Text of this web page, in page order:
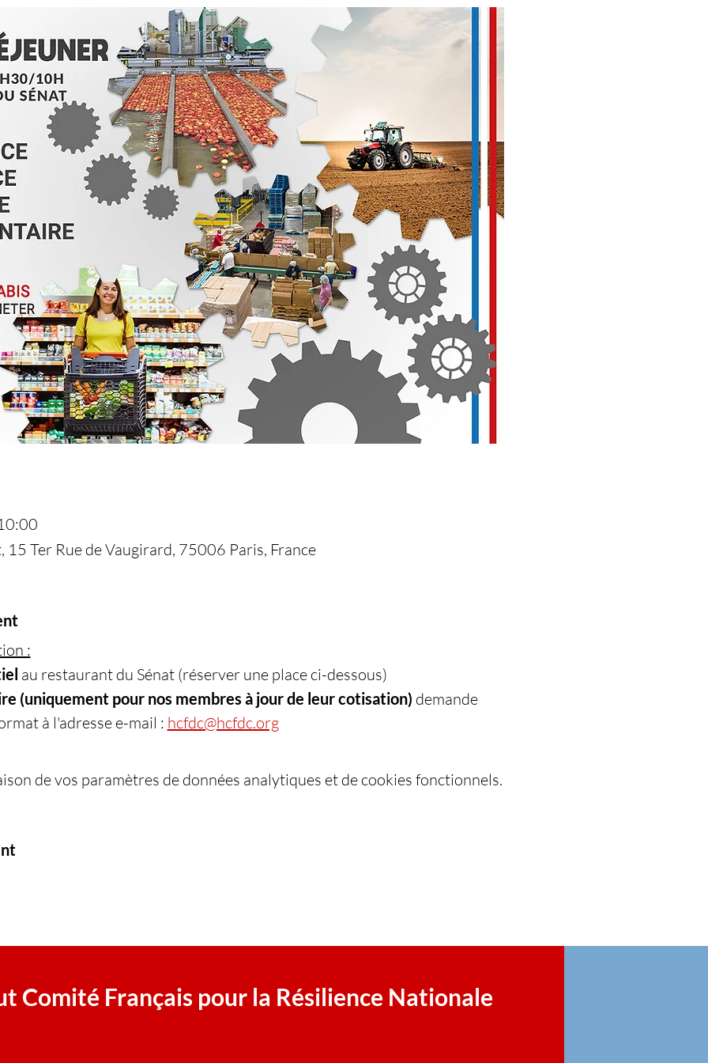
15 Ter Rue de Vaugirard, 75006 Paris, France
:
au restaurant du Sénat (réserver une place ci-dessous)
(uniquement pour nos membres à jour de leur cotisation) demande
à l'adresse e-mail : hcfdc@hcfdc.org
de vos paramètres de données analytiques et de cookies fonctionnels.
Comité Français pour la Résilience Nationale